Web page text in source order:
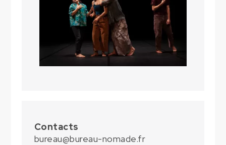
Contacts
bureau@bureau-nomade.fr